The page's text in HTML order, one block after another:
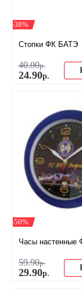
-38%
Стопки ФК БАТЭ
40.00р.
24.90р.
-50%
Часы
59.90р.
29.90р.